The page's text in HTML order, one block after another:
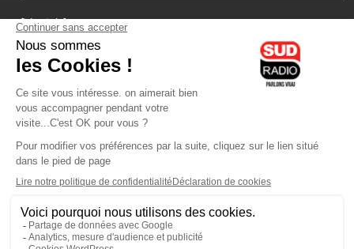
fiducial.fr
lyoncapitale.fr
olympique-et-lyonnais.com
L'application Iphone / Android
Téléchargez l'application
Les cookies
Gestion des cookies